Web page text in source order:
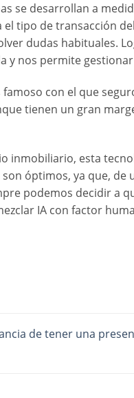
se desarrollan a
tipo de transacción
dudas habituales.
y nos permite
con el que
tienen un gran
inmobiliario, esta
óptimos, ya que,
podemos decidir a
IA con factor
de tener una